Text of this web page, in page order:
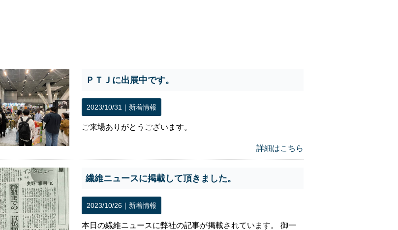
ＰＴＪに出展中です。
2023/10/31｜ 新着情報
ご来場ありがとうございます。
詳細はこちら
繊維ニュースに掲載して頂きました。
2023/10/26｜ 新着情報
本日の繊維ニュースに弊社の記事が掲載されています。 御一